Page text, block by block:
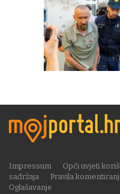
Impressum Opći uvjeti
sadržaja
Pravila
Oglašavanje